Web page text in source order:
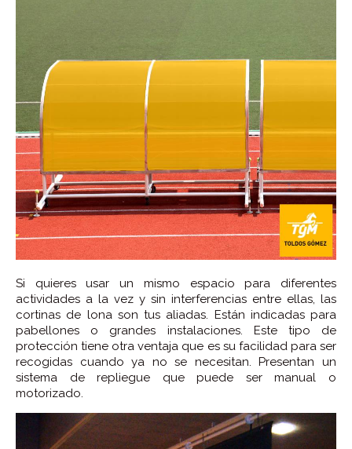
Si quieres usar un mismo espacio para diferentes
actividades a la vez y sin interferencias entre ellas, las
cortinas de lona son tus aliadas. Están indicadas para
pabellones o grandes instalaciones. Este tipo de
protección tiene otra ventaja que es su facilidad para ser
recogidas cuando ya no se necesitan. Presentan un
sistema de repliegue que puede ser manual o
motorizado.